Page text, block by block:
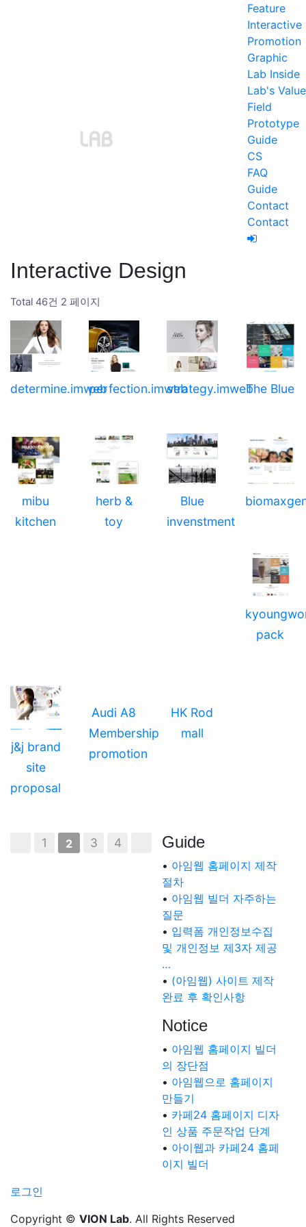
Feature
Interactive
Promotion
Graphic
Lab Inside
Lab's Value
Field
Prototype
Guide
CS
FAQ
Guide
Contact
Contact
Interactive Design
Total 46건 2 페이지
determine.imwebperfection.imwebstrategy.imwebThe Blue
mibu
kitchen
herb &
toy
Blue
invenstment
pack
j&j brand
site
proposal
Audi A8
Membership
promotion
HK Rod
mall
1 2 3 4 Guide
• 아임웹 홈페이지 제작
절차
• 아임웹 빌더 자주하는
질문
• 입력폼 개인정보수집
및 개인정보 제3자 제공
…
• (아임웹) 사이트 제작
완료 후 확인사항
Notice
• 아임웹 홈페이지 빌더
의 장단점
• 아임웹으로 홈페이지
만들기
• 카페24 홈페이지 디자
인 상품 주문작업 단계
• 아이웹과 카페24 홈페
이지 빌더
로그인
Copyright © VION Lab. All Rights Reserved